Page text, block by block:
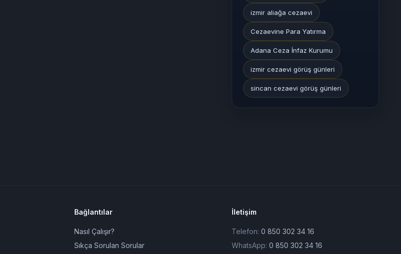
izmir aliağa cezaevi
Cezaevine Para Yatırma
Adana Ceza İnfaz Kurumu
izmir cezaevi görüş günleri
sincan cezaevi görüş günleri
Bağlantılar
Nasıl Çalışır?
Sıkça Sorulan Sorular
İletişim
Telefon: 0 850 302 34 16
WhatsApp: 0 850 302 34 16